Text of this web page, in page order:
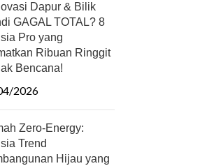
Dapur & Bilik
GAGAL TOTAL? 8
Pro yang
Ribuan Ringgit
Bencana!
2026
Zero-Energy:
Trend
Hijau yang